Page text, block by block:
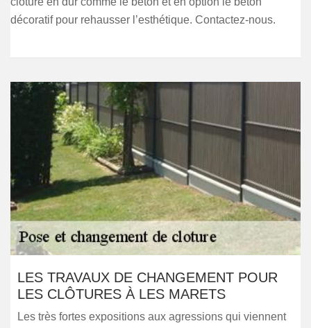
décoratif pour rehausser l’esthétique. Contactez-nous.
LES TRAVAUX DE CHANGEMENT POUR
LES CLÔTURES À LES MARETS
Les très fortes expositions aux agressions qui viennent